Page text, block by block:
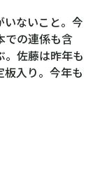
ないこと。今
での連係も含
。佐藤は昨年も
入り。今年も